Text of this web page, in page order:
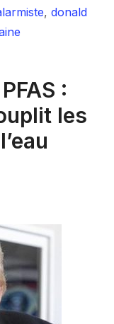
, donald
:
les